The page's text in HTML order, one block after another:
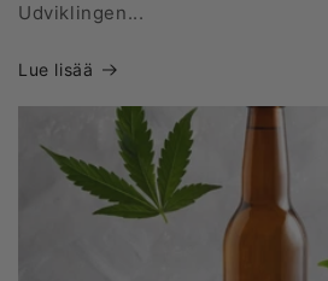
Udviklingen...
Lue lisää